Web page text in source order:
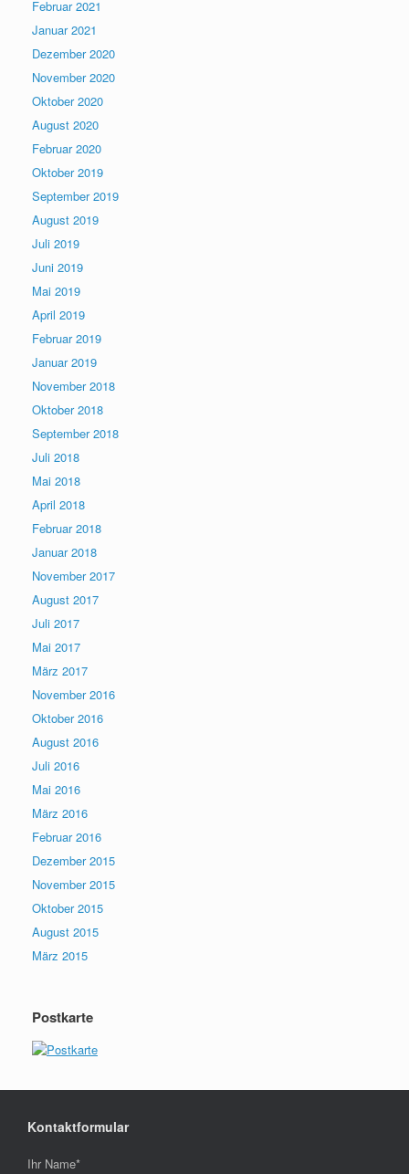
Februar 2021
Januar 2021
Dezember 2020
November 2020
Oktober 2020
August 2020
Februar 2020
Oktober 2019
September 2019
August 2019
Juli 2019
Juni 2019
Mai 2019
April 2019
Februar 2019
Januar 2019
November 2018
Oktober 2018
September 2018
Juli 2018
Mai 2018
April 2018
Februar 2018
Januar 2018
November 2017
August 2017
Juli 2017
Mai 2017
März 2017
November 2016
Oktober 2016
August 2016
Juli 2016
Mai 2016
März 2016
Februar 2016
Dezember 2015
November 2015
Oktober 2015
August 2015
März 2015
Postkarte
Kontaktformular
Ihr Name*